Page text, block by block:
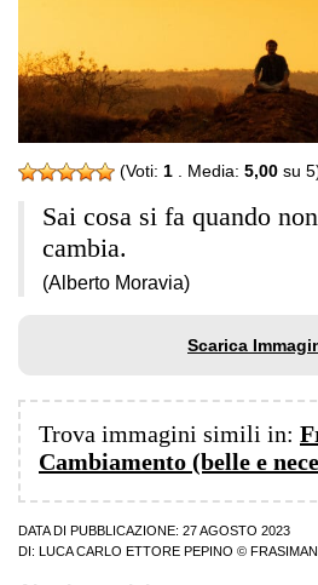
(Voti: 1 . Media: 5,00 su
Sai cosa si fa quando
cambia.
(Alberto Moravia)
Scarica
Trova immagini simili in:
Cambiamento (belle e
DATA DI PUBBLICAZIONE: 27 AGOSTO 2023
DI:
LUCA CARLO ETTORE PEPINO ©